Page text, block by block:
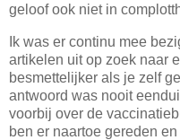
geloof ook niet in
Ik was er continu mee
artikelen uit op zoek naar
besmettelijker als je zelf
antwoord was nooit
voorbij over de
ben er naartoe gereden